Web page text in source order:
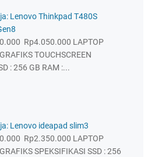
Lenovo Thinkpad T480S
Rp4.050.000 LAPTOP
TOUCHSCREEN
: 256 GB RAM :...
Lenovo ideapad slim3
Rp2.350.000 LAPTOP
SPEKSIFIKASI SSD : 256